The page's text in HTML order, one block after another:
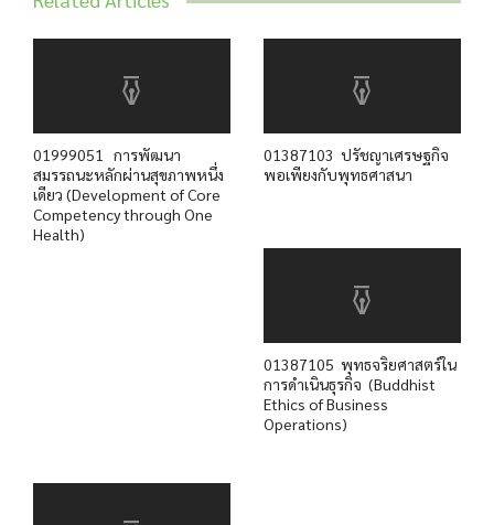
01999051 การพัฒนา
สมรรถนะหลักผ่านสุขภาพหนึ่ง
เดียว (Development of Core
Competency through One
Health)
01387103 ปรัชญาเศรษฐกิจ
พอเพียงกับพุทธศาสนา
01387105 พุทธจริยศาสตร์ใน
การดำเนินธุรกิจ (Buddhist
Ethics of Business
Operations)